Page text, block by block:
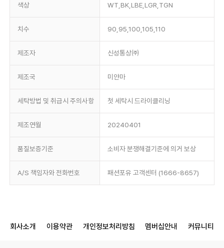
색상 WT,BK,LBE,LGR,TGN
치수 90,95,100,105,110
제조자 신성통상㈜
제조국 미얀마
세탁방법 및 취급시 주의사항 첫 세탁시 드라이클리닝
제조연월 20240401
품질보증기준 소비자 분쟁해결기준에 의거 보상
A/S 책임자와 전화번호 패션포유 고객센터 (1666-8657)
회사소개 이용약관 개인정보처리방침 멤버십안내 커뮤니티